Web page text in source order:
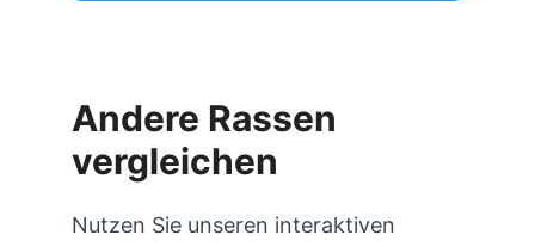
Andere Rassen
vergleichen
Nutzen Sie unseren interaktiven